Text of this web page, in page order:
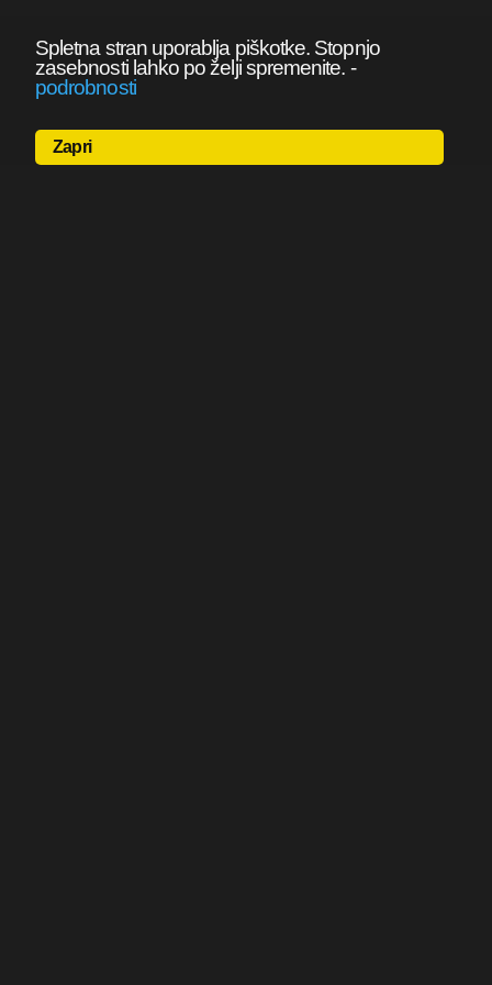
Spletna stran uporablja piškotke. Stopnjo
zasebnosti lahko po želji spremenite. -
podrobnosti
Zapri